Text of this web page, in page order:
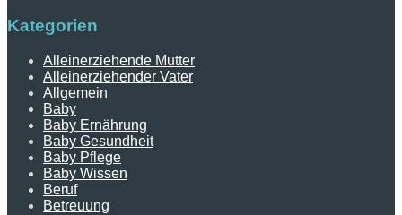
Kategorien
Alleinerziehende Mutter
Alleinerziehender Vater
Allgemein
Baby
Baby Ernährung
Baby Gesundheit
Baby Pflege
Baby Wissen
Beruf
Betreuung